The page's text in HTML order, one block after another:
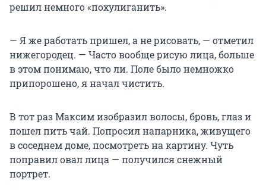
решил немного «похулиганить».
— Я же работать пришел, а не рисовать, — отметил
нижегородец. — Часто вообще рисую лица, больше
в этом понимаю, что ли. Поле было немножко
припорошено, я начал чистить.
В тот раз Максим изобразил волосы, бровь, глаз и
пошел пить чай. Попросил напарника, живущего
в соседнем доме, посмотреть на картину. Чуть
поправил овал лица — получился снежный
портрет.